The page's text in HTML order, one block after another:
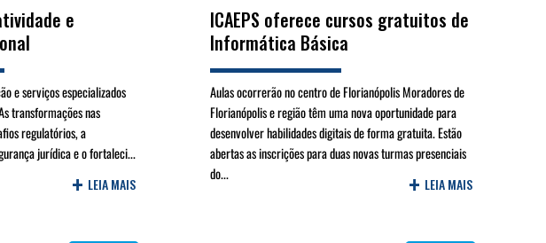
e
e serviços especializados
transformações nas
regulatórios, a
jurídica e o fortaleci...
+ LEIA MAIS
ICAEPS oferece cursos gratuitos de
Informática Básica
​​​​​​​Aulas ocorrerão no centro de Florianópolis Moradores de
Florianópolis e região têm uma nova oportunidade para
desenvolver habilidades digitais de forma gratuita. Estão
abertas as inscrições para duas novas turmas presenciais
do...
+ LEIA MAIS